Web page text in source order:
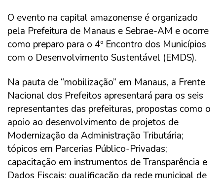
O evento na capital amazonense é organizado
pela Prefeitura de Manaus e Sebrae-AM e ocorre
como preparo para o 4º Encontro dos Municípios
com o Desenvolvimento Sustentável (EMDS).
Na pauta de “mobilização” em Manaus, a Frente
Nacional dos Prefeitos apresentará para os seis
representantes das prefeituras, propostas como o
apoio ao desenvolvimento de projetos de
Modernização da Administração Tributária;
tópicos em Parcerias Público-Privadas;
capacitação em instrumentos de Transparência e